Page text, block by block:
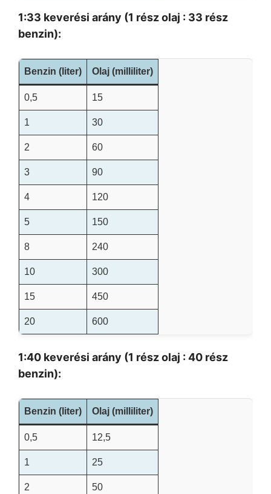
1:33 keverési arány (1 rész olaj : 33 rész
benzin):
Benzin (liter) Olaj (milliliter)
0,5 15
1 30
2 60
3 90
4 120
5 150
8 240
10 300
15 450
20 600
1:40 keverési arány (1 rész olaj : 40 rész
benzin):
Benzin (liter) Olaj (milliliter)
0,5 12,5
1 25
2 50